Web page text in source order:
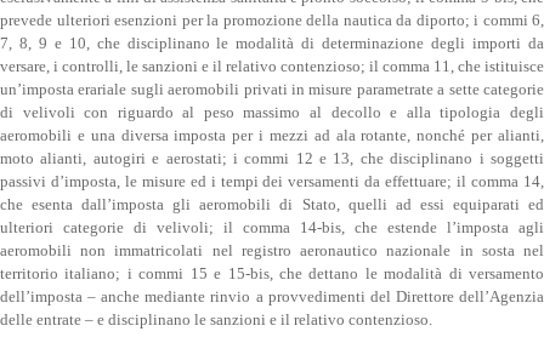
prevede ulteriori esenzioni per la promozione della nautica da diporto; i commi 6,
7, 8, 9 e 10, che disciplinano le modalità di determinazione degli importi da
versare, i controlli, le sanzioni e il relativo contenzioso; il comma 11, che istituisce
un’imposta erariale sugli aeromobili privati in misure parametrate a sette categorie
di velivoli con riguardo al peso massimo al decollo e alla tipologia degli
aeromobili e una diversa imposta per i mezzi ad ala rotante, nonché per alianti,
moto alianti, autogiri e aerostati; i commi 12 e 13, che disciplinano i soggetti
passivi d’imposta, le misure ed i tempi dei versamenti da effettuare; il comma 14,
che esenta dall’imposta gli aeromobili di Stato, quelli ad essi equiparati ed
ulteriori categorie di velivoli; il comma 14-bis, che estende l’imposta agli
aeromobili non immatricolati nel registro aeronautico nazionale in sosta nel
territorio italiano; i commi 15 e 15-bis, che dettano le modalità di versamento
dell’imposta – anche mediante rinvio a provvedimenti del Direttore dell’Agenzia
delle entrate – e disciplinano le sanzioni e il relativo contenzioso.